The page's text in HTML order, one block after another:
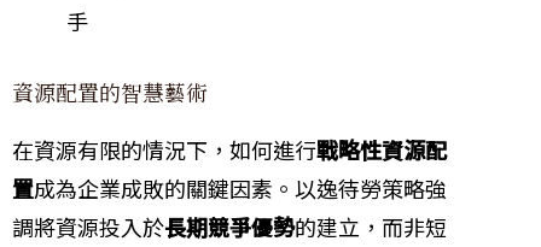
手
資源配置的智慧藝術
在資源有限的情況下，如何進行戰略性資源配
置成為企業成敗的關鍵因素。以逸待勞策略強
調將資源投入於長期競爭優勢的建立，而非短